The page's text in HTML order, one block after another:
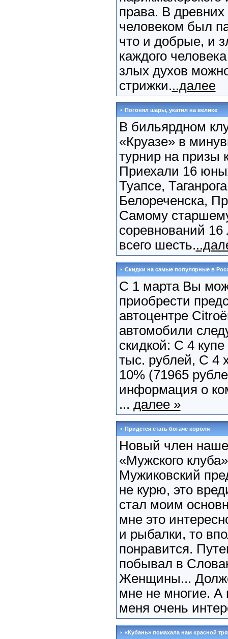
права. В
человеком был
что и добрые, и
каждого
злых духов
стрижки...далее
Погонял шары, укатил на велике
В бильярдном
«Круазе» в
турнир на
Приехали 16
Туапсе,
Белореченска,
Самому
соревнований
всего шесть.
Скидки на самые популярные в
С 1 марта Вы
приобрести
автоцентре
автомобили
скидкой: С 4
тыс. рублей, С 4
10% (71965
информация о
... далее »
Придется стать богаче короля
Новый член
«Мужского
Мужиковский
не курю, это
стал моим
мне это
и рыбалки, то
понравится.
побывал в
Женщины...
мне не многие. А
меня очень
«Кубань» помахала нам красной